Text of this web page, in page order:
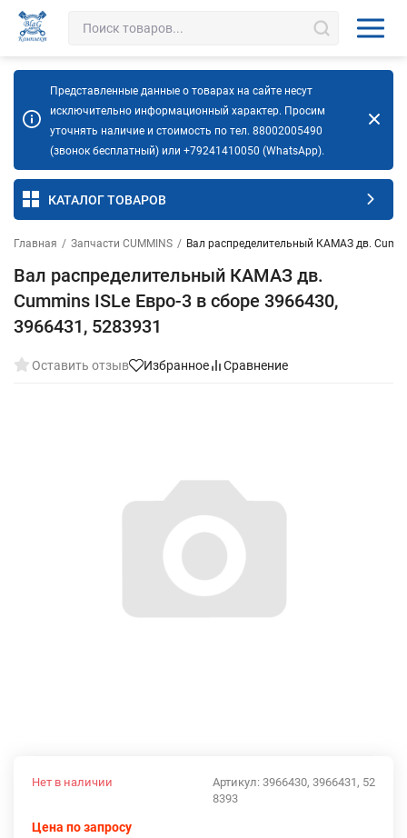
Представленные данные о товарах на сайте несут
исключительно информационный характер. Просим
уточнять наличие и стоимость по тел. 88002005490
(звонок бесплатный) или +79241410050 (WhatsApp).
КАТАЛОГ ТОВАРОВ
Главная / Запчасти CUMMINS / Вал распределительный КАМАЗ дв.
Вал распределительный КАМАЗ дв.
Cummins ISLe Евро-3 в сборе 3966430,
3966431, 5283931
Оставить отзыв Избранное Сравнение
Артикул: 3966430, 3966431, 52
8393
Нет в наличии
Цена по запросу